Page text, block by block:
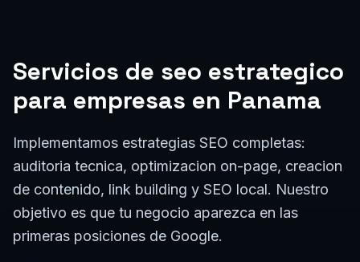
Servicios de seo estrategico
para empresas en Panama
Implementamos estrategias SEO completas:
auditoria tecnica, optimizacion on-page, creacion
de contenido, link building y SEO local. Nuestro
objetivo es que tu negocio aparezca en las
primeras posiciones de Google.